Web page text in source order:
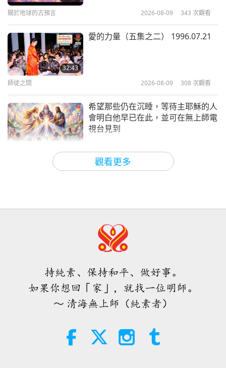
反正國家也不是你的。如果你不能把工作做好，我請
帝的話。尤其是那些總是宣稱自己認識上帝、崇拜上
帝，整天把這些掛在嘴邊的人，卻不按照上帝的仁慈
做任何事情，或是連一個有邏輯的、正常的人道體系
都不遵循。甚至不用說上帝、開悟，什麼都不必說。
己所不欲，勿施於人，僅此而已。政治就是這麼簡
單。只要人民是好公民，沒有做錯任何事，你就應該
讓他們自在。是嗎？（是。）告訴我，是不是？
（是！）對，就是這樣。
中。聯絡人員到這邊來。快點，動作快點。所有收容
街友的人，都上來這裡。動作快點，快點。我沒有一
整天的時間。你們有，我沒有。來這邊。就這些？只
來義。）一個？（兩個。）兩個。（桃園兩個。）三
個。（兩個。）不是三個嗎？（一位他女兒帶回家
了。）噢！為什麼？為什麼以前不養，現在我們養…
去。）啊，好奇怪！看我們養，就來搶啦。好，也
33:54
《楞嚴經》：廿五種開悟法門 第二
節（六集之一）2019.04.05
2019-10-03
38:18
節（五集之一）2019.04.04
2019-09-25
無上明師的恩澤（四集之一）
2005.02.26，匈牙利
觀看更多
關於地球的古預言 2026-08-09 343 次觀看
32:43
愛的力量（五集之二） 1996.07.21
師徒之間 2026-08-09 308 次觀看
3:05
希望那些仍在沉睡，等待主耶穌的人
會明白他早已在此，並可在無上師電
視台見到
2026-08-08
3:40
4:58
世界各地純素趨勢新聞，二○二六年
2026-08-08 279
38:08
持純素、保持和平、做好事。
如果你想回「家」，就找一位明師。
～ 清海無上師（純素者）